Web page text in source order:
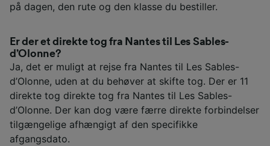
på dagen, den rute og den klasse du bestiller.
Er der et direkte tog fra Nantes til Les Sables-
d’Olonne?
Ja, det er muligt at rejse fra Nantes til Les Sables-
d’Olonne, uden at du behøver at skifte tog. Der er 11
direkte tog direkte tog fra Nantes til Les Sables-
d’Olonne. Der kan dog være færre direkte forbindelser
tilgængelige afhængigt af den specifikke
afgangsdato.